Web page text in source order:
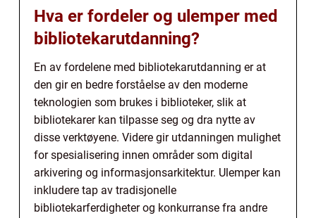
Hva er fordeler og ulemper med
bibliotekarutdanning?
En av fordelene med bibliotekarutdanning er at
den gir en bedre forståelse av den moderne
teknologien som brukes i biblioteker, slik at
bibliotekarer kan tilpasse seg og dra nytte av
disse verktøyene. Videre gir utdanningen mulighet
for spesialisering innen områder som digital
arkivering og informasjonsarkitektur. Ulemper kan
inkludere tap av tradisjonelle
bibliotekarferdigheter og konkurranse fra andre